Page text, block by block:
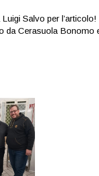
Salvo per l’articolo!
da Cerasuola Bonomo